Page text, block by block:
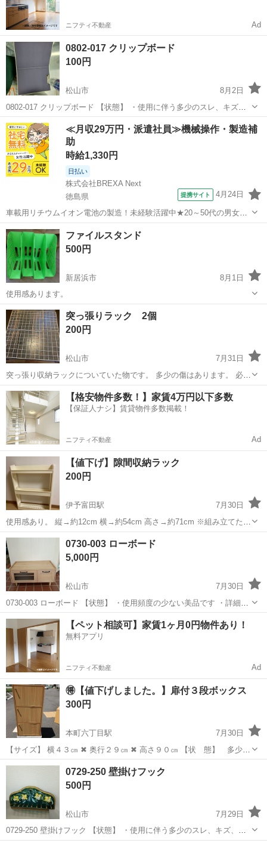
ニフティ不動産 Ad
0802-017 クリップボード
100円
松山市
8月2日
0802-017 クリップボード 【状態】 ・使用に伴う多少のスレ、キズ、
落としきれない汚れなどございます ・詳細は現地でご確認ください ・
お値引きは出来かねますのでご了承願います ※中古品のため、状態に
つ...
愛媛 松山市 収納家具 クリップボード
≪月収29万円・派遣社員≫機械操作・製造補
助
時給1,330円
日払い
株式会社BREXA Next
徳島県
提携サイト 4月24日
車載用リチウムイオン電池の製造！未経験活躍中★20～50代の男女活
躍中！寮費無料★備品付き1R寮完備！自宅からマイカー通勤OK！無料
駐車場完備◎正社員登用制度あり！《徳島県板野郡松茂町》 人気の工
場のお仕事 ◇車載用リチウ...
徳島 その他
ファイルスタンド
500円
新居浜市
8月1日
使用感あります。
愛媛 新居浜市 収納家具
突っ張りラック 2個
200円
松山市
7月31日
突っ張り収納ラックについていた物です。 多少の傷はあります。 必要
な方いれば
愛媛 松山市 収納家具 ラック
【格安物件多数！】家賃4万円以下多数
【保証人ナシ】賃貸物件多数掲載！
ニフティ不動産 Ad
【値下げ】隙間収納ラック
200円
伊予富田駅
7月30日
使用感あり。 縦→約12cm 横→約54cm 高さ→約71cm ※組み立てたま
まのお渡し（画像１枚目） ※分解してのお渡し（画像３枚目） どちら
もできます。
愛媛 今治市 収納家具
0730-003 ローボード
5,000円
松山市
7月30日
0730-003 ローボード 【状態】 ・使用頻度の少ない美品です ・詳細は
現地でご確認ください ・お値引きは出来かねますのでご了承願います
※中古品のため、状態についてはご理解の上、ご購入をお願いしま
す。...
愛媛 松山市 収納家具 ローボード
【ペット相談可】家賃1ヶ月0円物件あり！
無料アプリ
ニフティ不動産 Ad
🉐【値下げしました。】扉付３段ボックス
300円
本町六丁目駅
7月30日
【サイズ】 横４３㎝ ✖ 奥行２９㎝ ✖ 高さ９０㎝ 【状 態】 多少の
小傷や剥がれ等は あります。 ※ あくまでも中古品です
のでご理解 の上、購入をお願い致します。 ⚠️ ノークレーム・ノ
ーリターンで ...
愛媛 松山市 本町六丁目駅 収納家具
0729-250 壁掛けフック
500円
松山市
7月29日
0729-250 壁掛けフック 【状態】 ・使用に伴う多少のスレ、キズ、落